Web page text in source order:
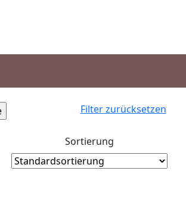
Filter zurücksetzen
Sortierung